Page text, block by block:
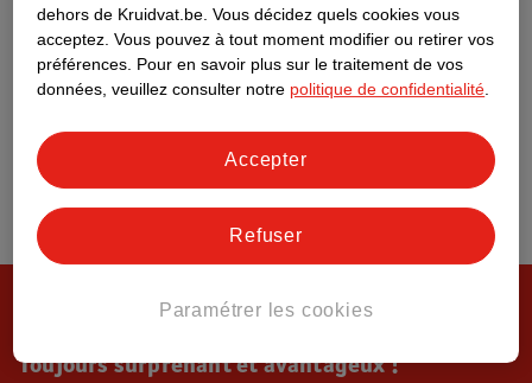
Toujours surprenant et avantageux !
dehors de Kruidvat.be. Vous décidez quels cookies vous
acceptez. Vous pouvez à tout moment modifier ou retirer vos
préférences. Pour en savoir plus sur le traitement de vos
données, veuillez consulter notre politique de confidentialité
Paramétrer les cookies
Refuser
Accepter